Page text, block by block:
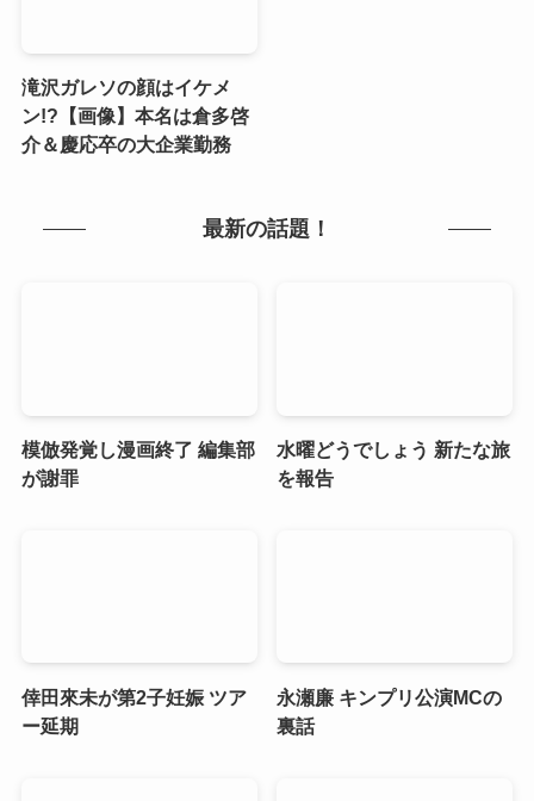
滝沢ガレソの顔はイケメ
ン!?【画像】本名は倉多啓
介＆慶応卒の大企業勤務
最新の話題！
模倣発覚し漫画終了 編集部
が謝罪
水曜どうでしょう 新たな旅
を報告
倖田來未が第2子妊娠 ツア
ー延期
永瀬廉 キンプリ公演MCの
裏話